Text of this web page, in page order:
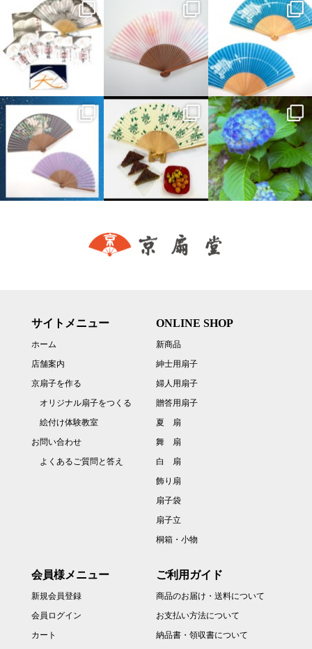
サイトメニュー
ホーム
店舗案内
京扇子を作る
オリジナル扇子をつくる
絵付け体験教室
お問い合わせ
よくあるご質問と答え
ONLINE SHOP
新商品
紳士用扇子
婦人用扇子
贈答用扇子
夏 扇
舞 扇
白 扇
飾り扇
扇子袋
扇子立
桐箱・小物
会員様メニュー
新規会員登録
会員ログイン
カート
ご利用ガイド
商品のお届け・送料について
お支払い方法について
納品書・領収書について